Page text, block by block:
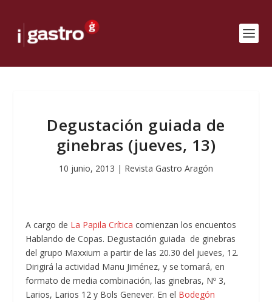
Degustación guiada de
ginebras (jueves, 13)
10 junio, 2013 | Revista Gastro Aragón
A cargo de La Papila Crítica comienzan los encuentos
Hablando de Copas. Degustación guiada de ginebras
del grupo Maxxium a partir de las 20.30 del jueves, 12.
Dirigirá la actividad Manu Jiménez, y se tomará, en
formato de media combinación, las ginebras, Nº 3,
Larios, Larios 12 y Bols Genever. En el Bodegón